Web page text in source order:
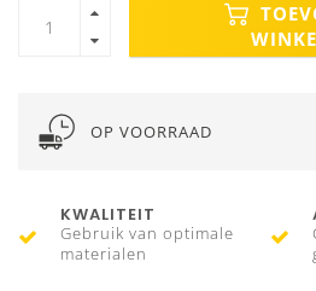
OP VOORRAAD
KWALITEIT
Gebruik van optimale
materialen